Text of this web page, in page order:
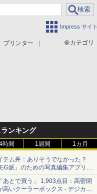
Impress サイト
全カテゴリ
プリンター
ンキング
時間 1週間 1カ月
テム丼：ありそうでなかった？
派」のための写真編集アプリ
ルトのJPEGを大切にする
あとで買う」 1,903点目：高密閉
高いクーラーボックス - デジカメ